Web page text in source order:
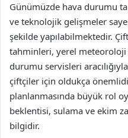
Günümüzde hava durumu
ve teknolojik gelişmeler
şekilde yapılabilmektedir.
tahminleri, yerel meteoroloji
durumu servisleri
çiftçiler için oldukça
planlanmasında büyük rol
beklentisi, sulama ve ekim
bilgidir.